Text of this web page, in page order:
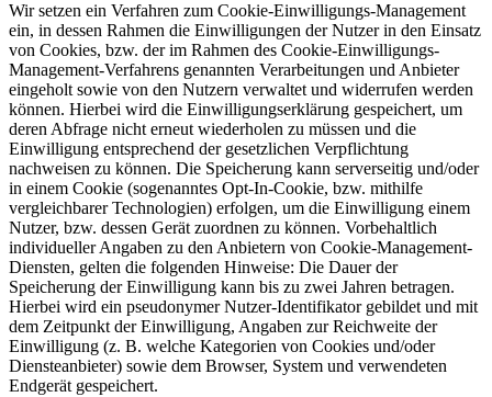
Wir setzen ein Verfahren zum Cookie-Einwilligungs-Management
ein, in dessen Rahmen die Einwilligungen der Nutzer in den Einsatz
von Cookies, bzw. der im Rahmen des Cookie-Einwilligungs-
Management-Verfahrens genannten Verarbeitungen und Anbieter
eingeholt sowie von den Nutzern verwaltet und widerrufen werden
können. Hierbei wird die Einwilligungserklärung gespeichert, um
deren Abfrage nicht erneut wiederholen zu müssen und die
Einwilligung entsprechend der gesetzlichen Verpflichtung
nachweisen zu können. Die Speicherung kann serverseitig und/oder
in einem Cookie (sogenanntes Opt-In-Cookie, bzw. mithilfe
vergleichbarer Technologien) erfolgen, um die Einwilligung einem
Nutzer, bzw. dessen Gerät zuordnen zu können. Vorbehaltlich
individueller Angaben zu den Anbietern von Cookie-Management-
Diensten, gelten die folgenden Hinweise: Die Dauer der
Speicherung der Einwilligung kann bis zu zwei Jahren betragen.
Hierbei wird ein pseudonymer Nutzer-Identifikator gebildet und mit
dem Zeitpunkt der Einwilligung, Angaben zur Reichweite der
Einwilligung (z. B. welche Kategorien von Cookies und/oder
Diensteanbieter) sowie dem Browser, System und verwendeten
Endgerät gespeichert.